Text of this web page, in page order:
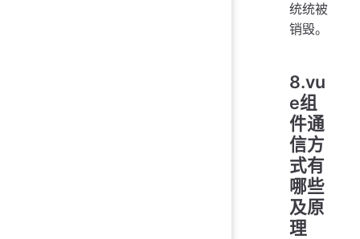
统统被
销毁。
8.vu
e组
件通
信方
式有
哪些
及原
理